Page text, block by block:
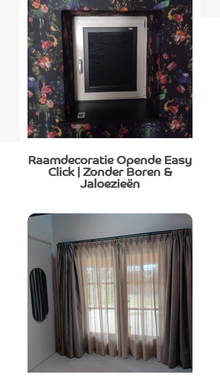
Raamdecoratie Opende Easy
Click | Zonder Boren &
Jaloezieën